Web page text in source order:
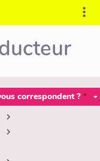
correspondent ?